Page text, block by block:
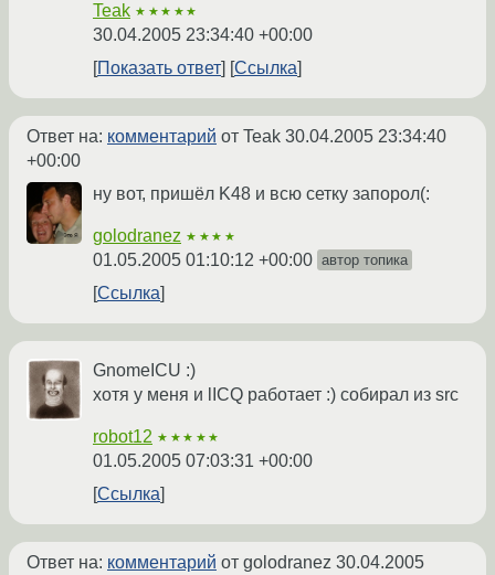
Teak ★★★★★
30.04.2005 23:34:40 +00:00
Показать ответ
Ссылка
Ответ на: комментарий от Teak 30.04.2005 23:34:40
+00:00
ну вот, пришёл K48 и всю сетку запорол(:
golodranez ★★★★
01.05.2005 01:10:12 +00:00 автор топика
Ссылка
GnomeICU :)
хотя у меня и lICQ работает :) собирал из src
robot12 ★★★★★
01.05.2005 07:03:31 +00:00
Ссылка
Ответ на: комментарий от golodranez 30.04.2005